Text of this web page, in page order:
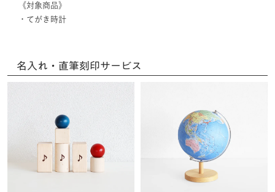
《対象商品》
・てがき時計
名入れ・直筆刻印サービス